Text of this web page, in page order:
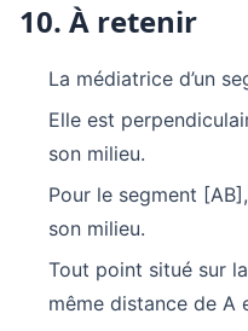
10. À retenir
La médiatrice d’un
Elle est
son milieu.
Pour le segment
son milieu.
Tout point situé sur
même distance de A